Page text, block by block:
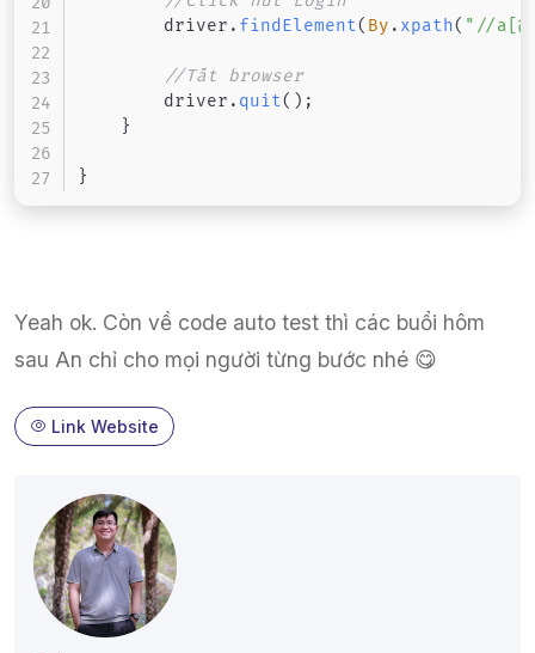
        driver
. findElement( By . xpath( "//
//Tắt browser
        driver
. quit( ) ;
}
}
Yeah ok. Còn về code auto test thì các buổi hôm
sau An chỉ cho mọi người từng bước nhé 😋
Link Website